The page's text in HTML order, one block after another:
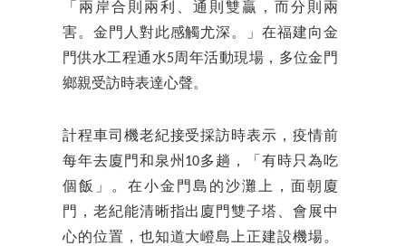
「兩岸合則兩利、通則雙贏，而分則兩
害。金門人對此感觸尤深。」在福建向金
門供水工程通水5周年活動現場，多位金門
鄉親受訪時表達心聲。
計程車司機老紀接受採訪時表示，疫情前
每年去廈門和泉州10多趟，「有時只為吃
個飯」。在小金門島的沙灘上，面朝廈
門，老紀能清晰指出廈門雙子塔、會展中
心的位置，也知道大嶝島上正建設機場。